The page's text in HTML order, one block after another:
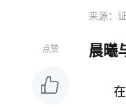
来源：
点赞 晨曦